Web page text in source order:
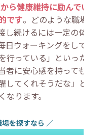
ら健康維持に励んでいる
です。どのような職場であ
続けるには一定の体力が
ウォーキングをしてい
っている」といった具体
に安心感を持ってもらえ
てくれそうだな」といっ
ります。
を探すなら ／